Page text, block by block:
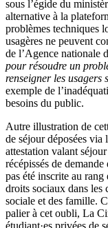
sous l’égide du
alternative à la
problèmes techniques
usagères ne peuvent
de l’Agence nationale
pour résoudre un
renseigner les usagers
exemple de
besoins du public.
Autre illustration de
de séjour déposées
attestation valant
récépissés de
pas été inscrite au
droits sociaux dans les
sociale et des famille.
palier à cet oubli, La
étudiant·es privées de